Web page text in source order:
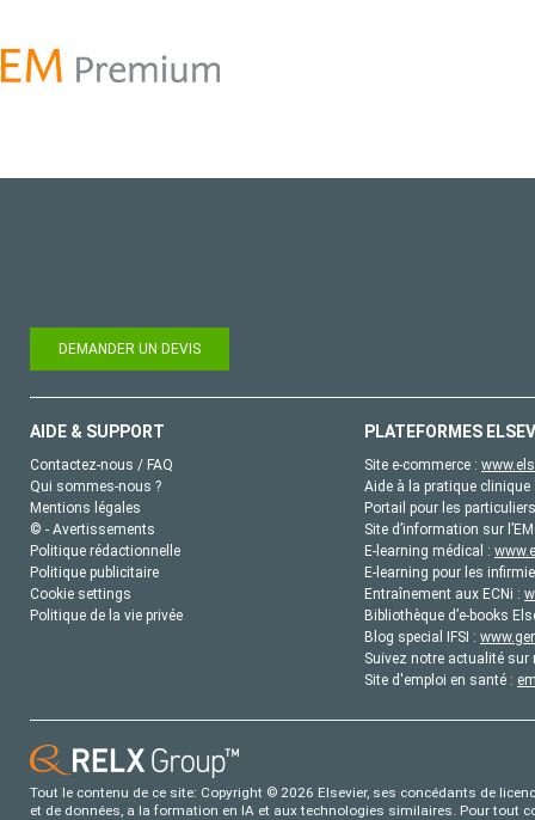
DEMANDER UN DEVIS
AIDE & SUPPORT
Contactez-nous / FAQ
Qui sommes-nous ?
Mentions légales
© - Avertissements
Politique rédactionnelle
Politique publicitaire
Cookie settings
Politique de la vie privée
PLATEFORMES
Site e-commerce :
Aide à la pratique
Portail pour les
Site d’information sur
E-learning médical :
E-learning pour les
Entraînement aux ECNi :
Bibliothèque d’e-books
Blog special IFSI :
Suivez notre actualité sur
Site d'emploi en santé :
Tout le contenu de ce site: Copyright © 2026 Elsevier, ses concédants de
et de données, a la formation en IA et aux technologies similaires. Pour tout